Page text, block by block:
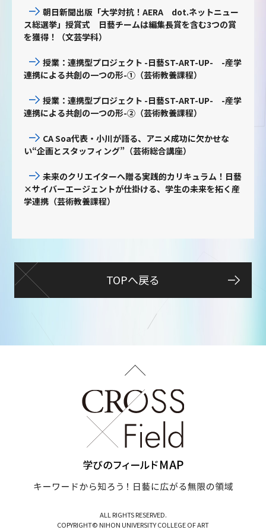
朝日新聞出版「大学対抗！AERA dot.ネットニュー
ス総選挙」授賞式 日藝チームは編集長賞を含む3つの賞
を獲得！（文芸学科）
授業：連携型プロジェクト -日藝ST-ART-UP- -産学
連携による共創の一つの形-①（芸術教養課程）
授業：連携型プロジェクト -日藝ST-ART-UP- -産学
連携による共創の一つの形-②（芸術教養課程）
CA Soa代表・小川が語る、アニメ成功に欠かせな
い“企画とスタッフィング”（芸術総合講座）
未来のクリエイターへ贈る実践的カリキュラム！日藝
×サイバーエージェントが仕掛ける、学生の未来を拓く産
学連携（芸術教養課程）
TOPへ戻る
ALL RIGHTS RESERVED.
COPYRIGHT© NIHON UNIVERSITY COLLEGE OF ART